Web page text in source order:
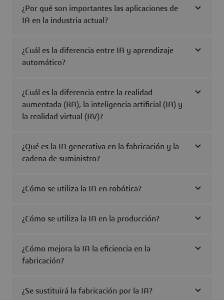
¿Por qué son importantes las aplicaciones de
IA en la industria actual?
¿Cuál es la diferencia entre IA y aprendizaje
automático?
¿Cuál es la diferencia entre la realidad
aumentada (RA), la inteligencia artificial (IA) y
la realidad virtual (RV)?
¿Qué es la IA generativa en la fabricación y la
cadena de suministro?
¿Cómo se utiliza la IA en robótica?
¿Cómo se utiliza la IA en la producción?
¿Cómo mejora la IA la eficiencia en la
fabricación?
¿Se sustituirá la fabricación por la IA?